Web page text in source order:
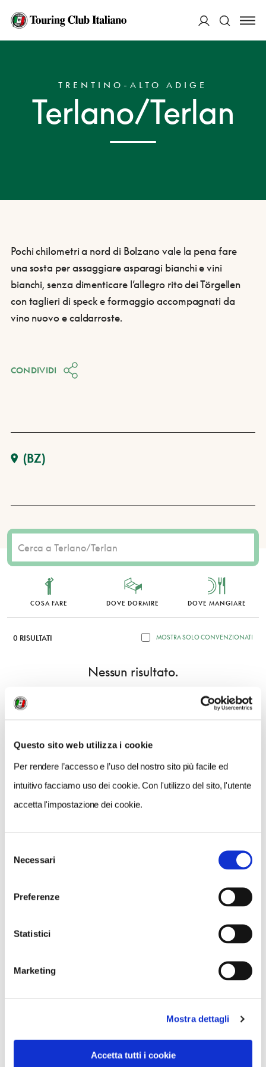
Questo sito web utilizza i cookie
Per rendere l’accesso e l’uso del nostro sito più facile ed
intuitivo facciamo uso dei cookie. Con l'utilizzo del sito, l'utente
accetta l'impostazione dei cookie.
delNecessari
Preferenze
Statistici
Marketing
Mostra dettagli
Accetta tutti i cookie
HOME
TRENTINO-ALTO ADIGE
Terlano/Terlan
Pochi chilometri a nord di Bolzano vale la pena fare
una sosta per assaggiare asparagi bianchi e vini
bianchi, senza dimenticare l’allegro rito dei Törgellen
con taglieri di speck e formaggio accompagnati da
vino nuovo e caldarroste.
CONDIVIDI
(BZ)
COSA FARE DOVE DORMIRE DOVE MANGIARE
0 RISULTATI MOSTRA SOLO CONVENZIONATI
Nessun risultato.